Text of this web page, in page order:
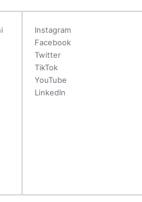
Instagram
Facebook
Twitter
TikTok
YouTube
LinkedIn